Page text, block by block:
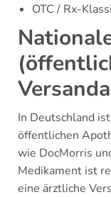
OTC / Rx-
In Deutschland
öffentlichen
wie DocMorris
Medikament ist
eine ärztliche